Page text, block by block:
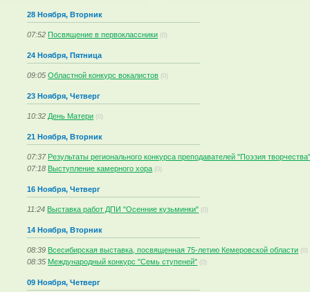
28 Ноября, Вторник
07:52 Посвящение в первоклассники (0)
24 Ноября, Пятница
09:05 Областной конкурс вокалистов (0)
23 Ноября, Четверг
10:32 День Матери (0)
21 Ноября, Вторник
07:37 Результаты регионального конкурса преподавателей "Поэзия
07:18 Выступление камерного хора (0)
16 Ноября, Четверг
11:24 Выставка работ ДПИ "Осенние кузьминки" (0)
14 Ноября, Вторник
08:39 Всесибирская выставка, посвященная 75-летию Кемеровской области (0)
08:35 Международный конкурс "Семь ступеней" (0)
09 Ноября, Четверг